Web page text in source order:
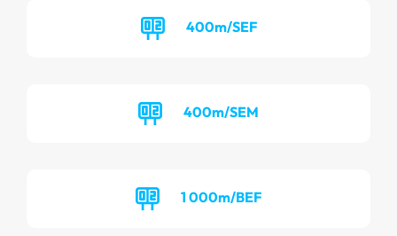
400m/SEF
400m/SEM
1 000m/BEF